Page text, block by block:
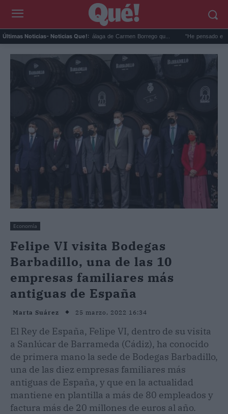
Últimas Noticias- Noticias Que!:
La foto en la playa de Málaga de Carmen Borrego qu... "He pensado en
Economía
Felipe VI visita Bodegas
Barbadillo, una de las 10
empresas familiares más
antiguas de España
Marta Suárez 25 marzo, 2022 16:34
El Rey de España, Felipe VI, dentro de su visita
a Sanlúcar de Barrameda (Cádiz), ha conocido
de primera mano la sede de Bodegas Barbadillo,
una de las diez empresas familiares más
antiguas de España, y que en la actualidad
mantiene en plantilla a más de 80 empleados y
factura más de 20 millones de euros al año.